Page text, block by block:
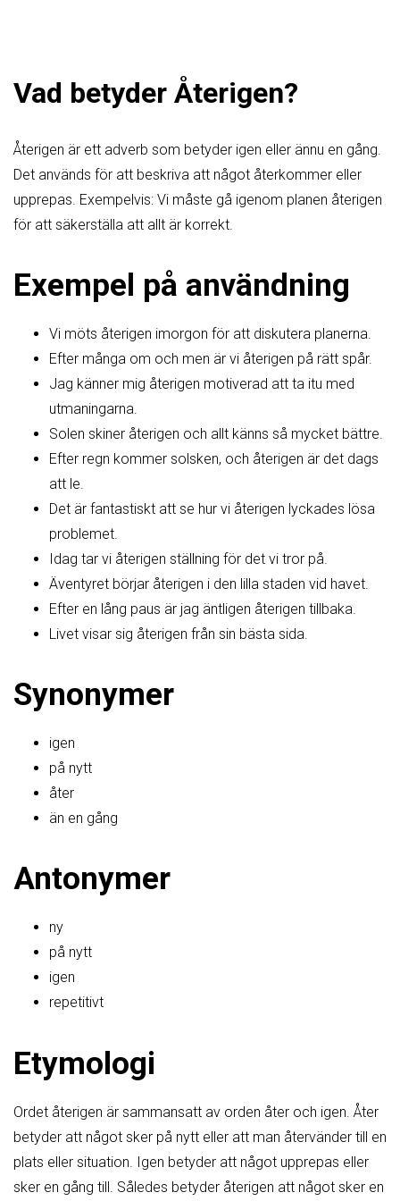
Vad betyder Återigen?
Återigen är ett adverb som betyder igen eller ännu en gång.
Det används för att beskriva att något återkommer eller
upprepas. Exempelvis: Vi måste gå igenom planen återigen
för att säkerställa att allt är korrekt.
Exempel på användning
Vi möts återigen imorgon för att diskutera planerna.
Efter många om och men är vi återigen på rätt spår.
Jag känner mig återigen motiverad att ta itu med
utmaningarna.
Solen skiner återigen och allt känns så mycket bättre.
Efter regn kommer solsken, och återigen är det dags
att le.
Det är fantastiskt att se hur vi återigen lyckades lösa
problemet.
Idag tar vi återigen ställning för det vi tror på.
Äventyret börjar återigen i den lilla staden vid havet.
Efter en lång paus är jag äntligen återigen tillbaka.
Livet visar sig återigen från sin bästa sida.
Synonymer
igen
på nytt
åter
än en gång
Antonymer
ny
på nytt
igen
repetitivt
Etymologi
Ordet återigen är sammansatt av orden åter och igen. Åter
betyder att något sker på nytt eller att man återvänder till en
plats eller situation. Igen betyder att något upprepas eller
sker en gång till. Således betyder återigen att något sker en